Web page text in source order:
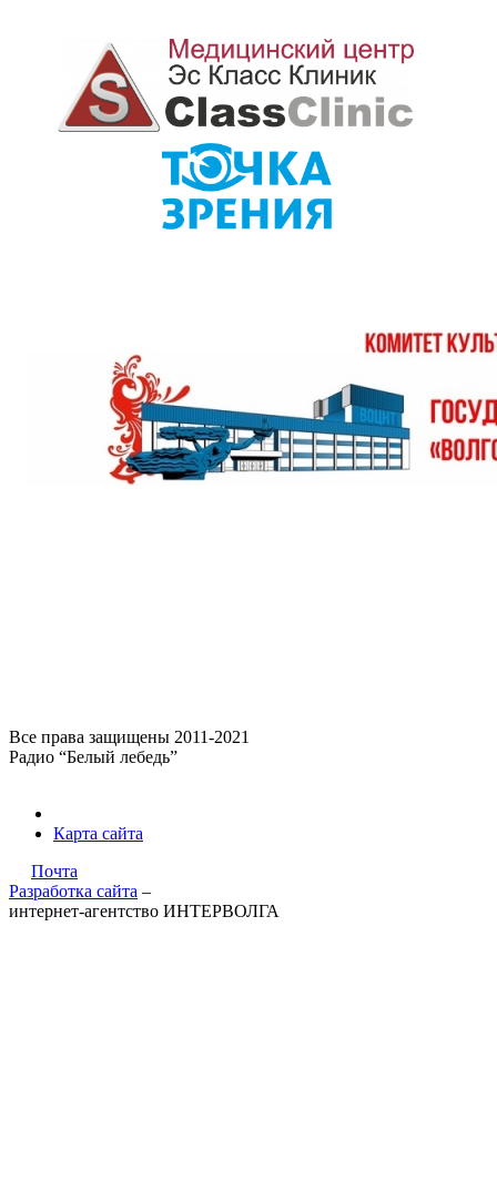
Все права защищены 2011-2021
Радио “Белый лебедь”
Карта сайта
Почта
Разработка сайта –
интернет-агентство ИНТЕРВОЛГА